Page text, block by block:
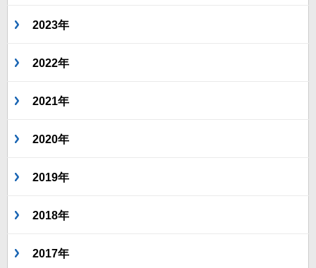
2023年
2022年
2021年
2020年
2019年
2018年
2017年